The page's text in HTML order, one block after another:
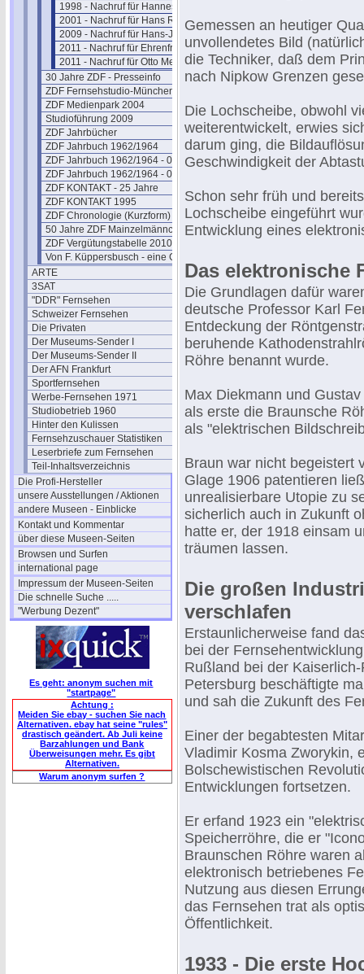
1998 - Nachruf für Hannes Schmid
2001 - Nachruf für Hans Rosenthal
2009 - Nachruf für Hans-J. Rödel
2011 - Nachruf für Ehrenfried Klauer
2011 - Nachruf für Otto Meissner
30 Jahre ZDF - Presseinfo
ZDF Fernsehstudio-München
ZDF Medienpark 2004
Studioführung 2009
ZDF Jahrbücher
ZDF Jahrbuch 1962/1964
ZDF Jahrbuch 1962/1964 - 02
ZDF Jahrbuch 1962/1964 - 03
ZDF KONTAKT - 25 Jahre
ZDF KONTAKT 1995
ZDF Chronologie (Kurzform)
50 Jahre ZDF Mainzelmännchen
ZDF Vergütungstabelle 2010
Von F. Küppersbusch - eine Glosse ?
ARTE
3SAT
"DDR" Fernsehen
Schweizer Fernsehen
Die Privaten
Der Museums-Sender I
Der Museums-Sender II
Der AFN Frankfurt
Sportfernsehen
Werbe-Fernsehen 1971
Studiobetrieb 1960
Hinter den Kulissen
Fernsehzuschauer Statistiken
Leserbriefe zum Fernsehen
Teil-Inhaltsverzeichnis
Die Profi-Hersteller
unsere Ausstellungen / Aktionen
andere Museen - Einblicke
Kontakt und Kommentar
über diese Museen-Seiten
Browsen und Surfen
international page
Impressum der Museen-Seiten
Die schnelle Suche .....
"Werbung Dezent"
Es geht: anonym suchen mit
"startpage"
Achtung :
Meiden Sie ebay - suchen Sie nach
Alternativen. ebay hat seine "rules"
drastisch geändert. Ab Juli keine
Barzahlungen und Bank
Überweisungen mehr. Es gibt
Alternativen.
Warum anonym surfen ?
Gemessen an heutiger
unvollendetes Bild
die Techniker, daß dem
nach Nipkow Grenzen
Die Lochscheibe, obwohl
weiterentwickelt, erwies
darum ging, die
Geschwindigkeit der
Schon sehr früh und
Lochscheibe eingeführt
Entwicklung eines
Das elektronische
Die Grundlagen dafür
deutsche Professor Karl
Entdeckung der
beruhende
Röhre benannt wurde.
Max Diekmann und
als erste die Braunsche
als "elektrischen
Braun war nicht begeistert
Glage 1906 patentieren
unrealisierbare Utopie zu
sicherlich auch in Zukunft
hatte er, der 1918 einsam
träumen lassen.
Die großen
verschlafen
Erstaunlicherweise fand
bei der
Rußland bei der
Petersburg beschäftigte
und sah die Zukunft des
Einer der begabtesten
Vladimir Kosma Zworykin,
Bolschewistischen
Entwicklungen fortsetzen.
Er erfand 1923 ein
Speicherröhre, die er
Braunschen Röhre waren
elektronisch betriebenes
Nutzung aus diesen
das Fernsehen trat als
Öffentlichkeit.
1933 - Die erste